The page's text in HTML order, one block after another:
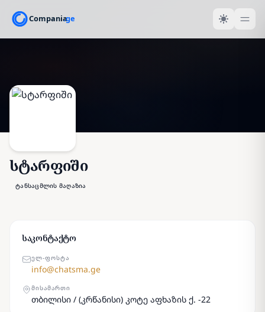
სტარფიში
ტანსაცმლის მაღაზია
საკონტაქტო
ᲔᲚ-ᲤᲝᲡᲢᲐ
info@chatsma.ge
ᲛᲘᲡᲐᲛᲐᲠᲗᲘ
თბილისი / (კრწანისი) კოტე აფხაზის ქ. -22